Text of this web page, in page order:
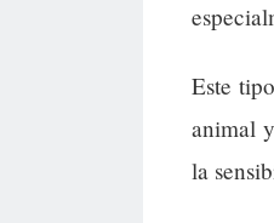
Este
animal
la